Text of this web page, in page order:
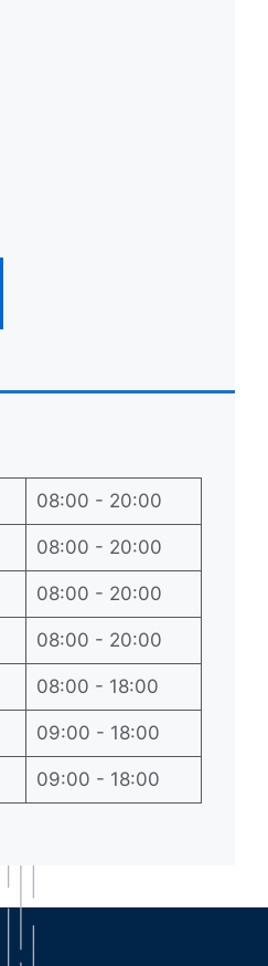
08:00 - 20:00
08:00 - 20:00
08:00 - 20:00
08:00 - 20:00
08:00 - 18:00
09:00 - 18:00
09:00 - 18:00